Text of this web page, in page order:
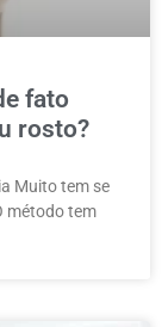
fato
rosto?
Muito tem se
método tem